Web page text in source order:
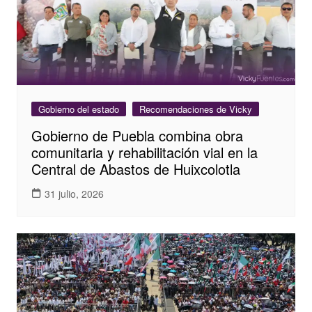
Gobierno del estado Recomendaciones de Vicky
Gobierno de Puebla combina obra
comunitaria y rehabilitación vial en la
Central de Abastos de Huixcolotla
31 julio, 2026